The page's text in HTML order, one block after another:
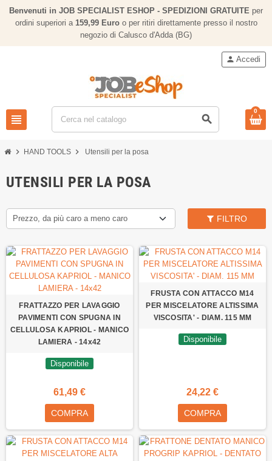
Benvenuti in JOB SPECIALIST ESHOP - SPEDIZIONI GRATUITE per
ordini superiori a 159,99 Euro o per ritiri direttamente presso il nostro
negozio di Calusco d'Adda (BG)
view_headline search
person Accedi
0
chevron_right HAND TOOLS chevron_right Utensili per la posa
UTENSILI PER LA POSA
Prezzo, da più caro a meno caro FILTRO
FRATTAZZO PER LAVAGGIO
PAVIMENTI CON SPUGNA IN
CELLULOSA KAPRIOL - MANICO
LAMIERA - 14x42
Disponibile
61,49 €
COMPRA
FRUSTA CON ATTACCO M14
PER MISCELATORE ALTISSIMA
VISCOSITA' - DIAM. 115 MM
Disponibile
24,22 €
COMPRA